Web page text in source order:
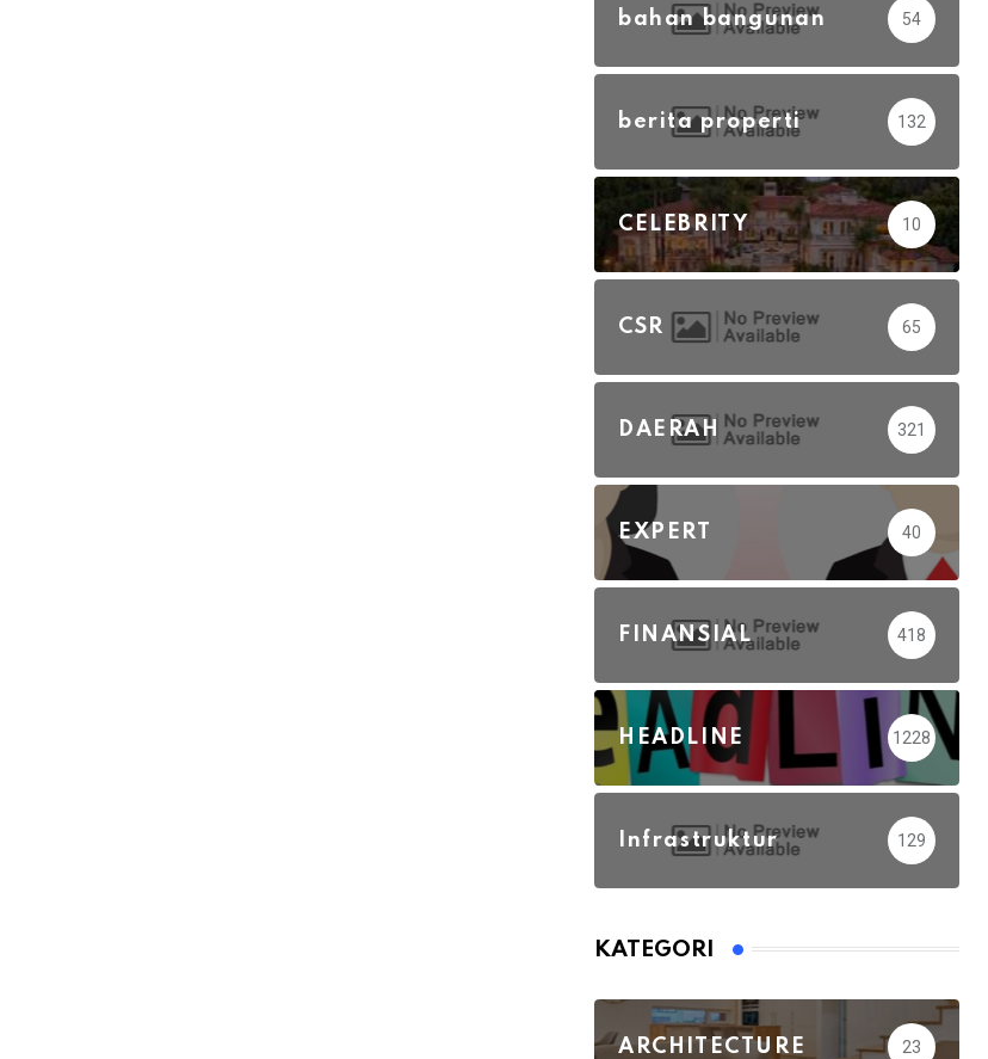
bahan bangunan 54
berita properti 132
CELEBRITY 10
CSR 65
DAERAH 321
EXPERT 40
FINANSIAL 418
HEADLINE 1228
Infrastruktur 129
KATEGORI
ARCHITECTURE 23